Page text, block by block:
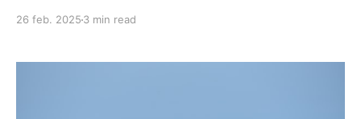
26 feb. 2025 3 min read